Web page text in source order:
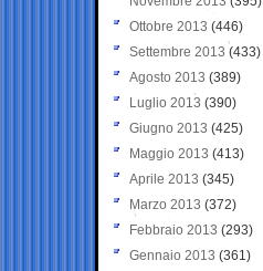
Ottobre 2013 (446)
Settembre 2013 (433)
Agosto 2013 (389)
Luglio 2013 (390)
Giugno 2013 (425)
Maggio 2013 (413)
Aprile 2013 (345)
Marzo 2013 (372)
Febbraio 2013 (293)
Gennaio 2013 (361)